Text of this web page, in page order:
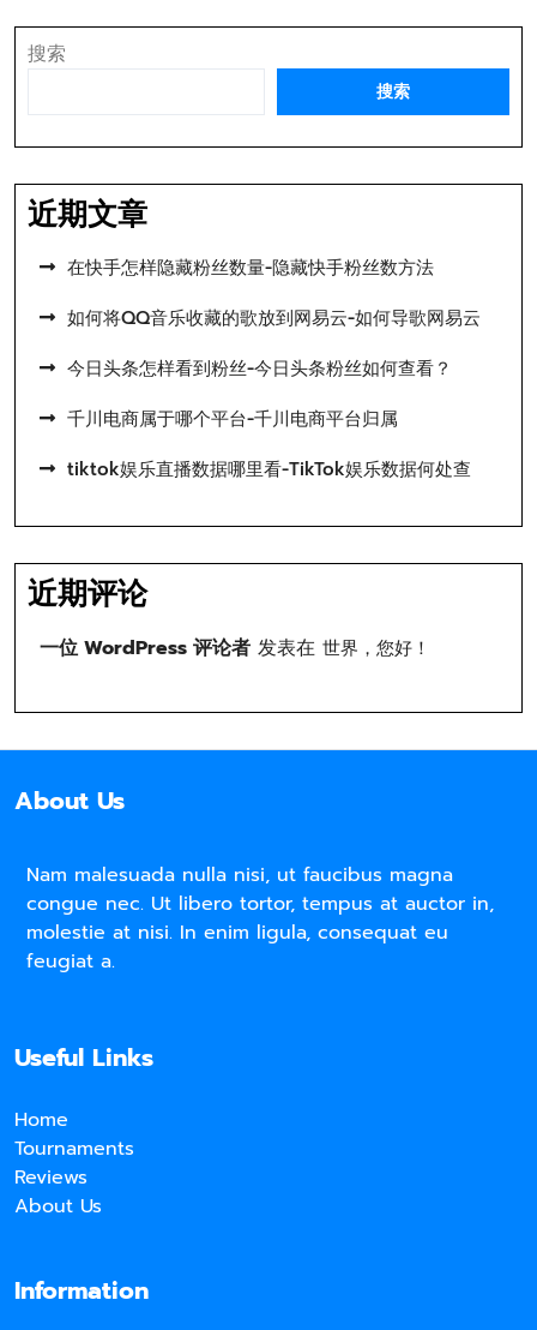
搜索
搜索
近期文章
在快手怎样隐藏粉丝数量-隐藏快手粉丝数方法
如何将QQ音乐收藏的歌放到网易云-如何导歌网易云
今日头条怎样看到粉丝-今日头条粉丝如何查看？
千川电商属于哪个平台-千川电商平台归属
tiktok娱乐直播数据哪里看-TikTok娱乐数据何处查
近期评论
一位 WordPress 评论者 发表在 世界，您好！
About Us
Nam malesuada nulla nisi, ut faucibus magna
congue nec. Ut libero tortor, tempus at auctor in,
molestie at nisi. In enim ligula, consequat eu
feugiat a.
Useful Links
Home
Tournaments
Reviews
About Us
Information